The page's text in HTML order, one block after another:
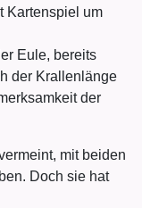
Kartenspiel um
Eule, bereits
der Krallenlänge
der
mit beiden
Doch sie hat